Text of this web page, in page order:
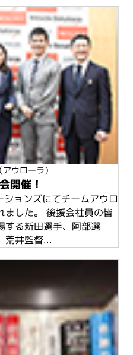
ウローラ）
開催！
ョンズにてチームアウロ
ました。 後援会社員の皆
する新田選手、阿部選
荒井監督...